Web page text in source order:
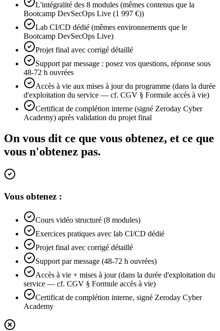
L'intégralité des 8 modules (mêmes contenus que la
Bootcamp DevSecOps Live (1 997 €))
Lab CI/CD dédié (mêmes environnements que le
Bootcamp DevSecOps Live)
Projet final avec corrigé détaillé
Support par message : posez vos questions, réponse sous
48-72 h ouvrées
Accès à vie aux mises à jour du programme (dans la durée
d'exploitation du service — cf. CGV § Formule accès à vie)
Certificat de complétion interne (signé Zeroday Cyber
Academy) après validation du projet final
On vous dit ce que vous obtenez, et ce que
vous n'obtenez pas.
Vous obtenez :
Cours vidéo structuré (8 modules)
Exercices pratiques avec lab CI/CD dédié
Projet final avec corrigé détaillé
Support par message (48-72 h ouvrées)
Accès à vie + mises à jour (dans la durée d'exploitation du
service — cf. CGV § Formule accès à vie)
Certificat de complétion interne, signé Zeroday Cyber
Academy